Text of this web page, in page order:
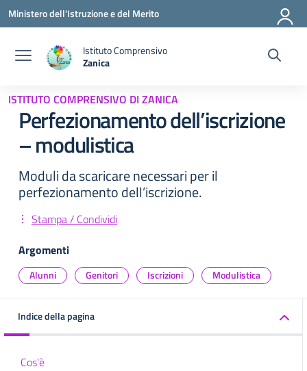
Vai ai contenuti
Vai al menu di navigazione
Vai al footer
Ministero dell'Istruzione e del Merito
Istituto Comprensivo
Zanica
ISTITUTO COMPRENSIVO DI ZANICA
Perfezionamento dell’iscrizione
– modulistica
Moduli da scaricare necessari per il
perfezionamento dell’iscrizione.
Stampa / Condividi
Argomenti
Alunni Genitori Iscrizioni Modulistica
Indice della pagina
Cos'è